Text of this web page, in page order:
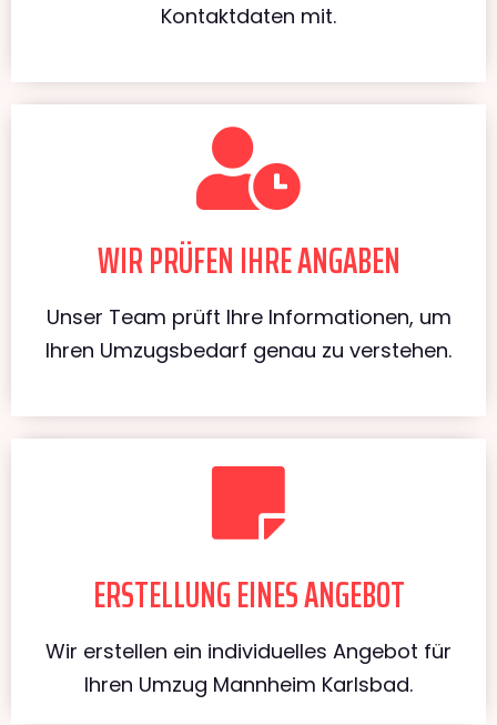
Kontaktdaten mit.
WIR PRÜFEN IHRE ANGABEN
Unser Team prüft Ihre Informationen, um
Ihren Umzugsbedarf genau zu verstehen.
ERSTELLUNG EINES ANGEBOT
Wir erstellen ein individuelles Angebot für
Ihren Umzug Mannheim Karlsbad.